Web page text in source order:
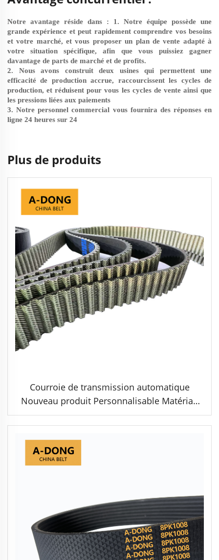
Notre avantage réside dans : 1. Notre équipe possède une
grande expérience et peut rapidement comprendre vos besoins
et votre marché, et vous proposer un plan de vente adapté à
votre situation spécifique, afin que vous puissiez gagner
davantage de parts de marché et de profits.
2. Nous avons construit deux usines qui permettent une
efficacité de production accrue, raccourcissent les cycles de
production, et réduisent pour vous les cycles de vente ainsi que
les pressions liées aux paiements
3. Notre personnel commercial vous fournira des réponses en
ligne 24 heures sur 24
Plus de produits
Courroie de transmission automatique
Nouveau produit Personnalisable Matériau
en caoutchouc OEM